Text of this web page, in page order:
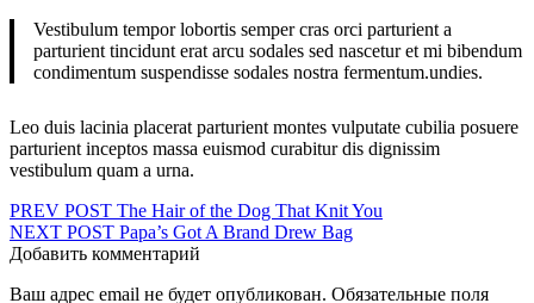
Vestibulum tempor lobortis semper cras orci parturient a
parturient tincidunt erat arcu sodales sed nascetur et mi bibendum
condimentum suspendisse sodales nostra fermentum.undies.
Leo duis lacinia placerat parturient montes vulputate cubilia posuere
parturient inceptos massa euismod curabitur dis dignissim
vestibulum quam a urna.
Навигация
по
PREV POST The Hair of the Dog That Knit You
NEXT POST Papa’s Got A Brand Drew Bag
Добавить комментарий
Ваш адрес email не будет опубликован. Обязательные поля